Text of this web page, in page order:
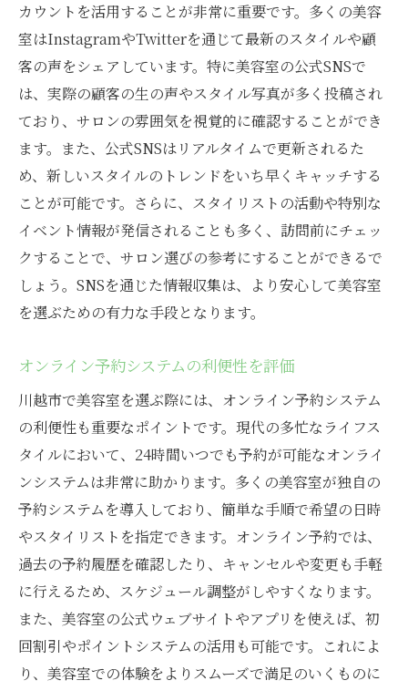
カウントを活用することが非常に重要です。多くの美容
室はInstagramやTwitterを通じて最新のスタイルや顧
客の声をシェアしています。特に美容室の公式SNSで
は、実際の顧客の生の声やスタイル写真が多く投稿され
ており、サロンの雰囲気を視覚的に確認することができ
ます。また、公式SNSはリアルタイムで更新されるた
め、新しいスタイルのトレンドをいち早くキャッチする
ことが可能です。さらに、スタイリストの活動や特別な
イベント情報が発信されることも多く、訪問前にチェッ
クすることで、サロン選びの参考にすることができるで
しょう。SNSを通じた情報収集は、より安心して美容室
を選ぶための有力な手段となります。
オンライン予約システムの利便性を評価
川越市で美容室を選ぶ際には、オンライン予約システム
の利便性も重要なポイントです。現代の多忙なライフス
タイルにおいて、24時間いつでも予約が可能なオンライ
ンシステムは非常に助かります。多くの美容室が独自の
予約システムを導入しており、簡単な手順で希望の日時
やスタイリストを指定できます。オンライン予約では、
過去の予約履歴を確認したり、キャンセルや変更も手軽
に行えるため、スケジュール調整がしやすくなります。
また、美容室の公式ウェブサイトやアプリを使えば、初
回割引やポイントシステムの活用も可能です。これによ
り、美容室での体験をよりスムーズで満足のいくものに